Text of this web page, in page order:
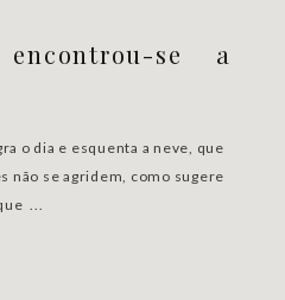
se a
o dia e esquenta a neve, que
não se agridem, como sugere
...